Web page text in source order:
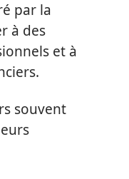
par la
à des
et à
souvent